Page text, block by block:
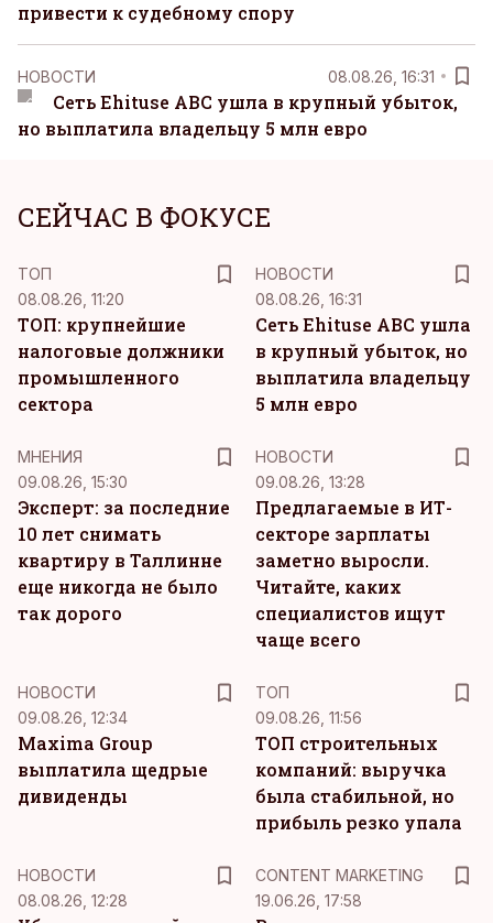
привести к судебному спору
НОВОСТИ 08.08.26, 16:31
Сеть Ehituse ABC ушла в крупный убыток,
но выплатила владельцу 5 млн евро
СЕЙЧАС В ФОКУСЕ
ТОП
08.08.26, 11:20
ТОП: крупнейшие
налоговые должники
промышленного
сектора
НОВОСТИ
08.08.26, 16:31
Сеть Ehituse ABC ушла
в крупный убыток, но
выплатила владельцу
5 млн евро
MНЕНИЯ
09.08.26, 15:30
Эксперт: за последние
10 лет снимать
квартиру в Таллинне
еще никогда не было
так дорого
НОВОСТИ
09.08.26, 13:28
Предлагаемые в ИТ-
секторе зарплаты
заметно выросли.
Читайте, каких
специалистов ищут
чаще всего
НОВОСТИ
09.08.26, 12:34
Maxima Group
выплатила щедрые
дивиденды
ТОП
09.08.26, 11:56
ТОП строительных
компаний: выручка
была стабильной, но
прибыль резко упала
НОВОСТИ
08.08.26, 12:28
CONTENT MARKETING
19.06.26, 17:58